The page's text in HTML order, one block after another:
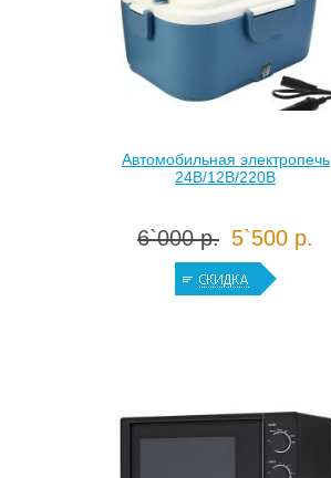
Автомобильная электропечь
24В/12В/220В
6`000 р. 5`500 р.